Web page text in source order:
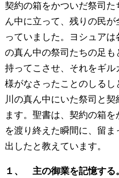
契約の箱をかついだ祭司
ん中に立って、残りの民
っていました。ヨシュアは
の真ん中の祭司たちの足
持ってこさせ、それをギ
様がなさったことのしるし
川の真ん中にいた祭司と契
ます。聖書は、契約の箱を
を渡り終えた瞬間に、留
出したと教えています。
１、 主の御業を記憶する